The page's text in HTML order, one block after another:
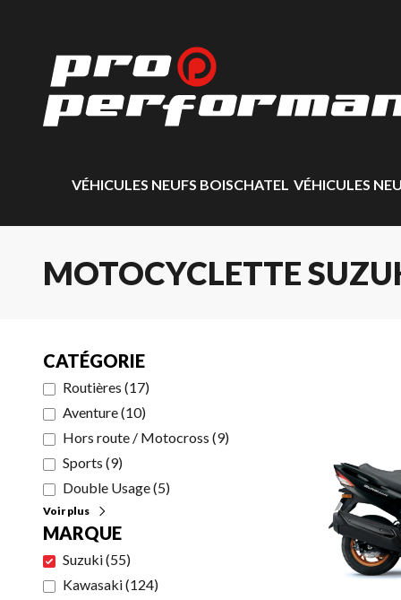
VÉHICULES NEUFS BOISCHATEL VÉHICULES
MOTOCYCLETTE
CATÉGORIE
Routières (17)
Aventure(10)
Hors route / Motocross (9)
Sports (9)
Double Usage(5)
Voir plus
MARQUE
Suzuki(55)
Kawasaki(124)